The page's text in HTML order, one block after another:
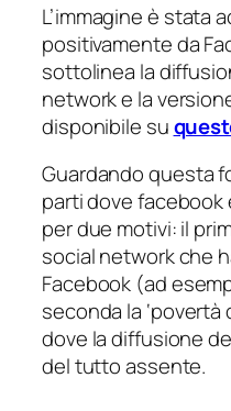
L’immagine è stata
positivamente da
sottolinea la
network e la
disponibile su
Guardando questa
parti dove
per due motivi: il
social network che
Facebook (ad
seconda la ‘povertà
dove la diffusione
del tutto assente.